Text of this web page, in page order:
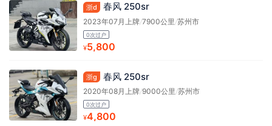
浙d 春风 250sr
2023年07月上牌/7900公里 /苏州市
0次过户
¥5,800
浙g 春风 250sr
2020年08月上牌/9000公里 /苏州市
0次过户
¥4,800